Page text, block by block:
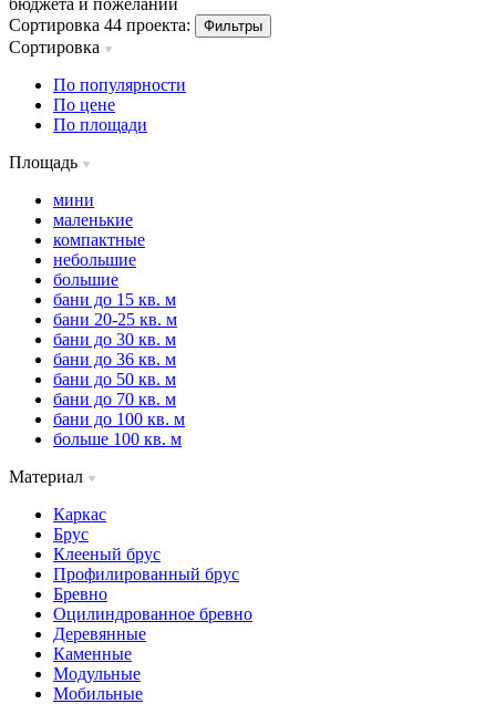
Сортировка 44 проекта:
Фильтры
Сортировка
По популярности
По цене
По площади
Площадь
мини
маленькие
компактные
небольшие
большие
бани до 15 кв. м
бани 20-25 кв. м
бани до 30 кв. м
бани до 36 кв. м
бани до 50 кв. м
бани до 70 кв. м
бани до 100 кв. м
больше 100 кв. м
Материал
Каркас
Брус
Клееный брус
Профилированный брус
Бревно
Оцилиндрованное бревно
Деревянные
Каменные
Модульные
Мобильные